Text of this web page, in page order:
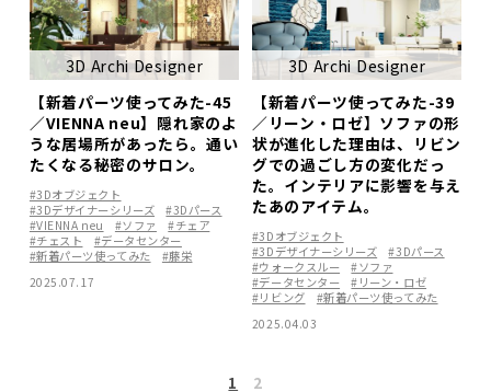
3D Archi Designer
【新着パーツ使ってみた-45
／VIENNA neu】隠れ家のよ
うな居場所があったら。通い
たくなる秘密のサロン。
#3Dオブジェクト
#3Dデザイナーシリーズ
#3Dパース
#VIENNA neu
#ソファ
#チェア
#チェスト
#データセンター
#新着パーツ使ってみた
#藤栄
2025.07.17
3D Archi Designer
【新着パーツ使ってみた-39
／リーン・ロゼ】ソファの形
状が進化した理由は、リビン
グでの過ごし方の変化だっ
た。インテリアに影響を与え
たあのアイテム。
#3Dオブジェクト
#3Dデザイナーシリーズ
#3Dパース
#ウォークスルー
#ソファ
#データセンター
#リーン・ロゼ
#リビング
#新着パーツ使ってみた
2025.04.03
1 2